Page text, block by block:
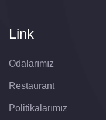
Link
Odalarımız
Restaurant
Politikalarımız